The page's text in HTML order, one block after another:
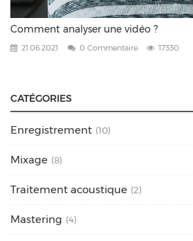
Comment analyser une vidéo ?
21.06.2021 0 Commentaire 17330
CATÉGORIES
Enregistrement (10)
Mixage (8)
Traitement acoustique (2)
Mastering (4)